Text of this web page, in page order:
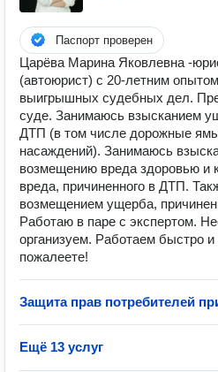
Паспорт проверен
Царёва Марина Яковлевна -
(автоюрист) с 20-летним
выигрышных судебных дел.
суде. Занимаюсь взысканием
ДТП (в том числе дорожные
насаждений). Занимаюсь
возмещению вреда здоровью и
вреда, причиненного в ДТП.
возмещением ущерба,
Работаю в паре с экспертом.
организуем. Работаем быстро
пожалеете!
Защита прав потребителей
Ещё 13 услуг